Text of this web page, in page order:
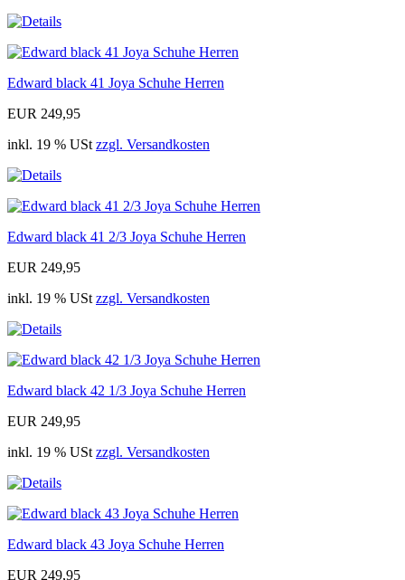
Edward black 41 Joya Schuhe Herren
EUR 249,95
inkl. 19 % USt zzgl. Versandkosten
Edward black 41 2/3 Joya Schuhe Herren
EUR 249,95
inkl. 19 % USt zzgl. Versandkosten
Edward black 42 1/3 Joya Schuhe Herren
EUR 249,95
inkl. 19 % USt zzgl. Versandkosten
Edward black 43 Joya Schuhe Herren
EUR 249,95